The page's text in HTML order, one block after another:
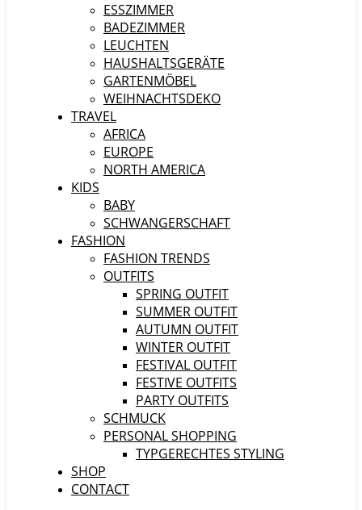
ESSZIMMER
BADEZIMMER
LEUCHTEN
HAUSHALTSGERÄTE
GARTENMÖBEL
WEIHNACHTSDEKO
TRAVEL
AFRICA
EUROPE
NORTH AMERICA
KIDS
BABY
SCHWANGERSCHAFT
FASHION
FASHION TRENDS
OUTFITS
SPRING OUTFIT
SUMMER OUTFIT
AUTUMN OUTFIT
WINTER OUTFIT
FESTIVAL OUTFIT
FESTIVE OUTFITS
PARTY OUTFITS
SCHMUCK
PERSONAL SHOPPING
TYPGERECHTES STYLING
SHOP
CONTACT